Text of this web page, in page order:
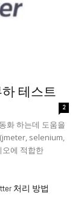
테스트
2
화 하는데 도움을
selenium,
에 적합한
처리 방법